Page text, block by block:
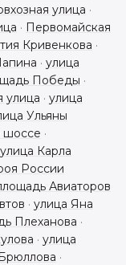
улица ·
· Первомайская
Кривенкова ·
· улица
Победы ·
улица · улица
Ульяны
шоссе ·
улица Карла
России
Авиаторов
· улица Яна
Плеханова ·
· улица
·